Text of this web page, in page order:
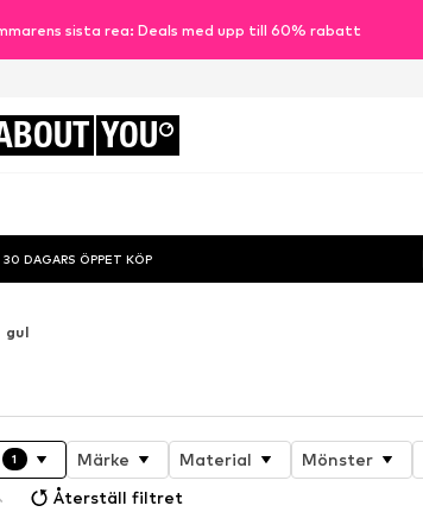
sista rea: Deals med upp till 60% rabatt
YOU
30 DAGARS ÖPPET KÖP
gul
1 Märke Material Mönster
Återställ filtret